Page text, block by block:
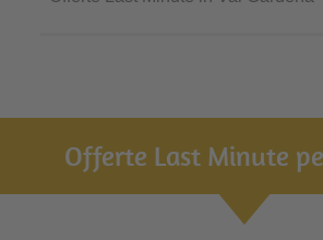
Offerte Last Minute